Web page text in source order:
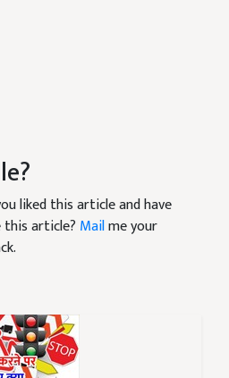
liked this article and have
article? Mailme your